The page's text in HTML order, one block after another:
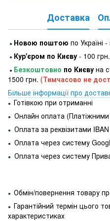
Доставка
● Новою поштою по Україні
● Кур'єром по Києву - 100 грн.
● Безкоштовно по Києву на
1500 грн. (Тимчасово не
Більше інформації про
● Готівкою при отриманні
● Онлайн оплата
● Оплата за реквізитами IBAN
● Оплата через систему
● Оплата через систему
● Обмін/повернення товару
● Гарантійний термін цього
характеристиках